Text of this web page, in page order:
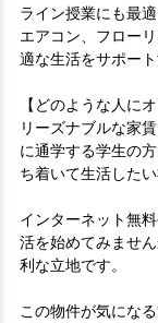
ライン授業にも最
エアコン、フロー
適な生活をサポー
【どのような人に
リーズナブルな家
に通学する学生の
ち着いて生活した
インターネット無
活を始めてみませ
利な立地です。
この物件が気にな